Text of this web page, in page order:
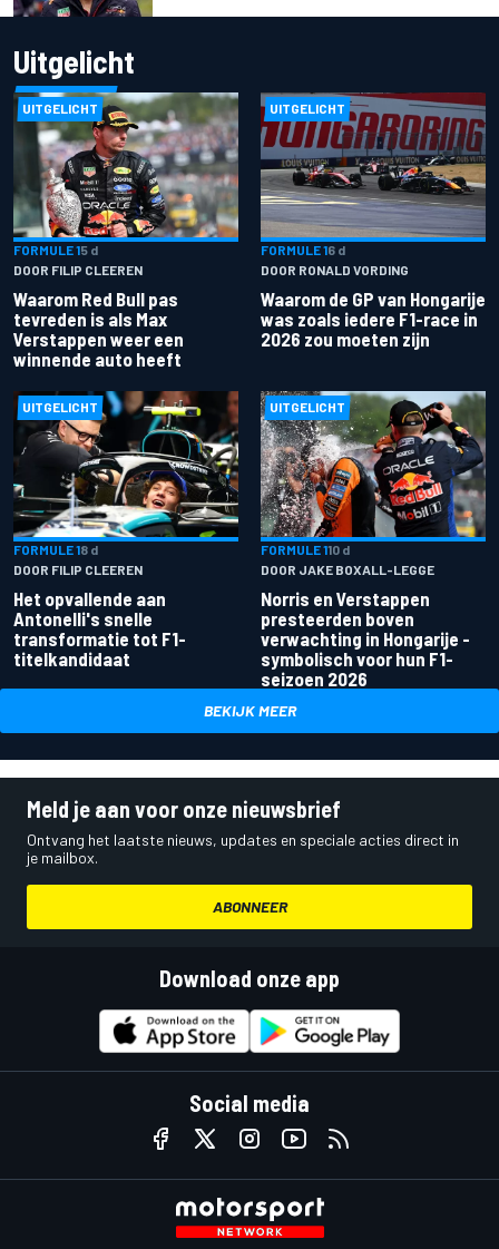
Uitgelicht
UITGELICHT
FORMULE 15 d
DOOR FILIP CLEEREN
Waarom Red Bull pas
tevreden is als Max
Verstappen weer een
winnende auto heeft
UITGELICHT
FORMULE 16 d
DOOR RONALD VORDING
Waarom de GP van Hongarije
was zoals iedere F1-race in
2026 zou moeten zijn
UITGELICHT
FORMULE 18 d
DOOR FILIP CLEEREN
Het opvallende aan
Antonelli's snelle
transformatie tot F1-
titelkandidaat
UITGELICHT
FORMULE 110 d
DOOR JAKE BOXALL-LEGGE
Norris en Verstappen
presteerden boven
verwachting in Hongarije -
symbolisch voor hun F1-
seizoen 2026
BEKIJK MEER
Meld je aan voor onze nieuwsbrief
Ontvang het laatste nieuws, updates en speciale acties direct in
je mailbox.
ABONNEER
Download onze app
Social media